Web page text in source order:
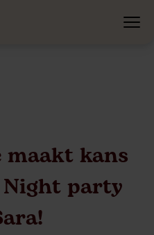
maakt kans
Night party